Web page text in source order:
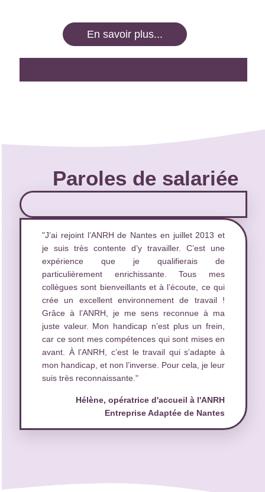
En savoir plus...
Paroles de salariée
"J’ai rejoint l’ANRH de Nantes en juillet 2013 et
je suis très contente d’y travailler. C’est une
expérience que je qualifierais de
particulièrement enrichissante. Tous mes
collègues sont bienveillants et à l’écoute, ce qui
crée un excellent environnement de travail !
Grâce à l’ANRH, je me sens reconnue à ma
juste valeur. Mon handicap n’est plus un frein,
car ce sont mes compétences qui sont mises en
avant. À l’ANRH, c’est le travail qui s’adapte à
mon handicap, et non l’inverse. Pour cela, je leur
suis très reconnaissante."
Hélène, opératrice d'accueil à l'ANRH
Entreprise Adaptée de Nantes